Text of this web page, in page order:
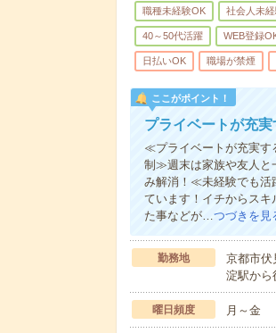
職種未経験OK 社会人未
40～50代活躍 WEB登録
日払いOK 職場が禁煙
ここがポイント！
プライベートが充実
≪プライベートが充実す
制≫週末は家族や友人と
み解消！≪未経験でも活
ています！イチからス
た事などが…つづきを見
勤務地
京都市伏
淀駅から
曜日頻度 月～金